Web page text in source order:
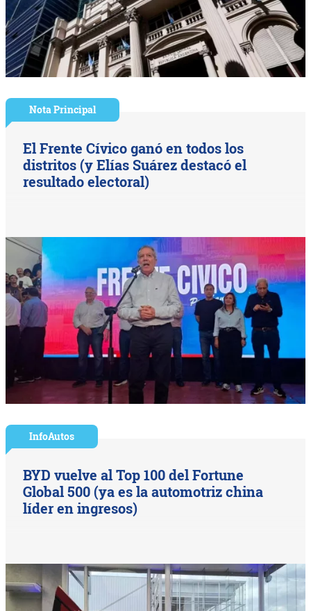
Nota Principal
El Frente Cívico ganó en todos los
distritos (y Elías Suárez destacó el
resultado electoral)
InfoAutos
BYD vuelve al Top 100 del Fortune
Global 500 (ya es la automotriz china
líder en ingresos)